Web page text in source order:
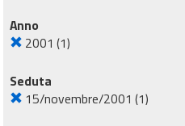
Anno
2001 (1)
Seduta
15/novembre/2001 (1)